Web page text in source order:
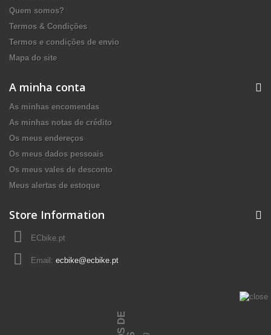
Quem somos?
Termos & Condições
Termos e condições de envio
Mapa do site
A minha conta
As minhas encomendas
As minhas notas de crédito
Os meus endereços
Os meus dados pessoais
Os meus vales de desconto
Meus alertas de estoque
Store Information
ECbike.pt
Email: ecbike@ecbike.pt